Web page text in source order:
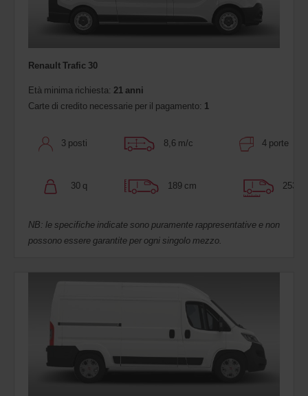
Renault Trafic 30
Età minima richiesta: 21 anni
Carte di credito necessarie per il pagamento: 1
3 posti 8,6 m/c 4 porte
30 q 189 cm 253
NB: le specifiche indicate sono puramente rappresentative e non
possono essere garantite per ogni singolo mezzo.